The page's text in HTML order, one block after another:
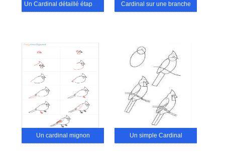
Un Cardinal détaillé étape par étape Cardinal sur une branche
Un cardinal mignon Un simple Cardinal